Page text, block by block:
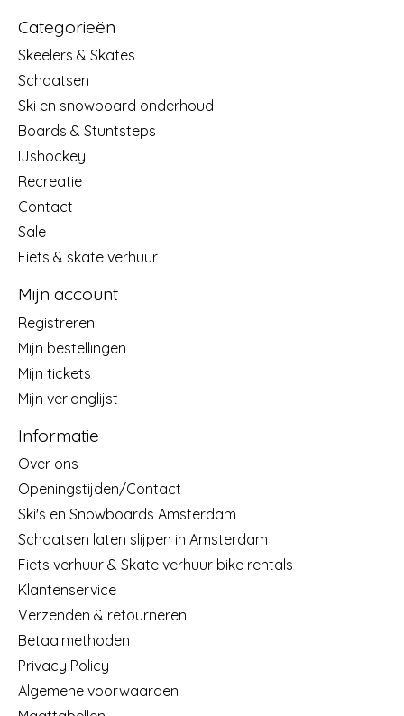
Categorieën
Skeelers & Skates
Schaatsen
Ski en snowboard onderhoud
Boards & Stuntsteps
IJshockey
Recreatie
Contact
Sale
Fiets & skate verhuur
Mijn account
Registreren
Mijn bestellingen
Mijn tickets
Mijn verlanglijst
Informatie
Over ons
Openingstijden/Contact
Ski's en Snowboards Amsterdam
Schaatsen laten slijpen in Amsterdam
Fiets verhuur & Skate verhuur bike rentals
Klantenservice
Verzenden & retourneren
Betaalmethoden
Privacy Policy
Algemene voorwaarden